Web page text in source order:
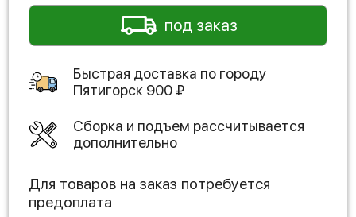
под заказ
Быстрая доставка по городу
Пятигорск 900 ₽
Сборка и подъем рассчитывается
дополнительно
Для товаров на заказ потребуется
предоплата